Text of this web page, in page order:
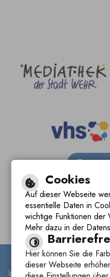
Inhalt |Impressum |
Cookies
Auf dieser Webseite
essentielle Daten in
wichtige Funktionen der
Mehr dazu in der
Hier können Sie die
dieser Webseite